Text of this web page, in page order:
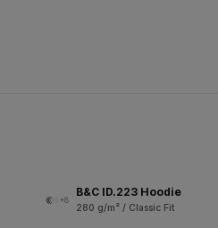
+8
B&C ID.223 Hoodie
280 g/m² / Classic Fit